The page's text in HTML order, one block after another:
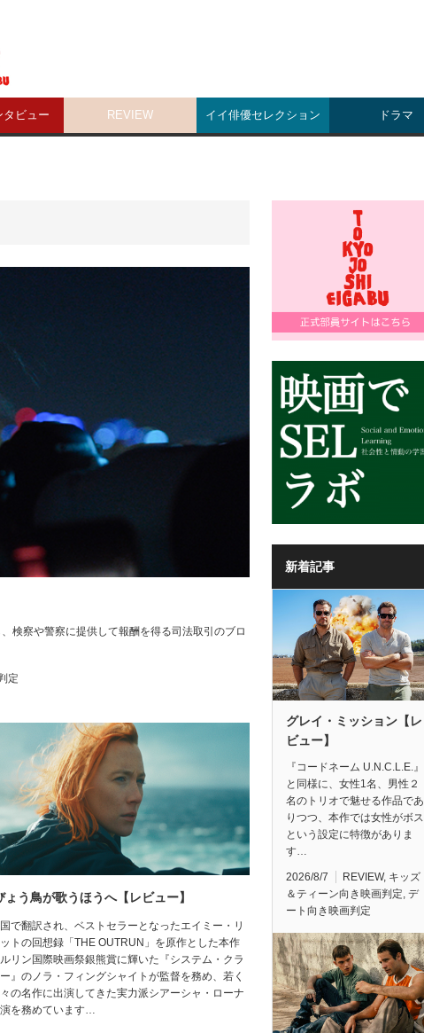
タビュー REVIEW イイ俳優セレクション ドラマ
検察や警察に提供して報酬を得る司法取引のブロ
定
ょう鳥が歌うほうへ【レビュー】
で翻訳され、ベストセラーとなったエイミー・リ
トの回想録「THE OUTRUN」を原作とした本作
リン国際映画祭銀熊賞に輝いた『システム・クラ
』のノラ・フィングシャイトが監督を務め、若く
の名作に出演してきた実力派シアーシャ・ローナ
を務めています…
新着記事
グレイ・ミッション【レ
ビュー】
『コードネーム U.N.C.L.E.』
と同様に、女性1名、男性２
名のトリオで魅せる作品であ
りつつ、本作では女性がボス
という設定に特徴がありま
す…
2026/8/7 REVIEW, キッズ
＆ティーン向き映画判定, デ
ート向き映画判定